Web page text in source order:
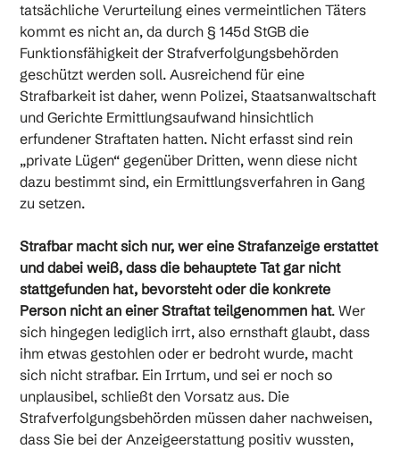
tatsächliche Verurteilung eines vermeintlichen Täters
kommt es nicht an, da durch § 145d StGB die
Funktionsfähigkeit der Strafverfolgungsbehörden
geschützt werden soll. Ausreichend für eine
Strafbarkeit ist daher, wenn Polizei, Staatsanwaltschaft
und Gerichte Ermittlungsaufwand hinsichtlich
erfundener Straftaten hatten. Nicht erfasst sind rein
„private Lügen“ gegenüber Dritten, wenn diese nicht
dazu bestimmt sind, ein Ermittlungsverfahren in Gang
zu setzen.
Strafbar macht sich nur, wer eine Strafanzeige erstattet
und dabei weiß, dass die behauptete Tat gar nicht
stattgefunden hat, bevorsteht oder die konkrete
Person nicht an einer Straftat teilgenommen hat. Wer
sich hingegen lediglich irrt, also ernsthaft glaubt, dass
ihm etwas gestohlen oder er bedroht wurde, macht
sich nicht strafbar. Ein Irrtum, und sei er noch so
unplausibel, schließt den Vorsatz aus. Die
Strafverfolgungsbehörden müssen daher nachweisen,
dass Sie bei der Anzeigeerstattung positiv wussten,